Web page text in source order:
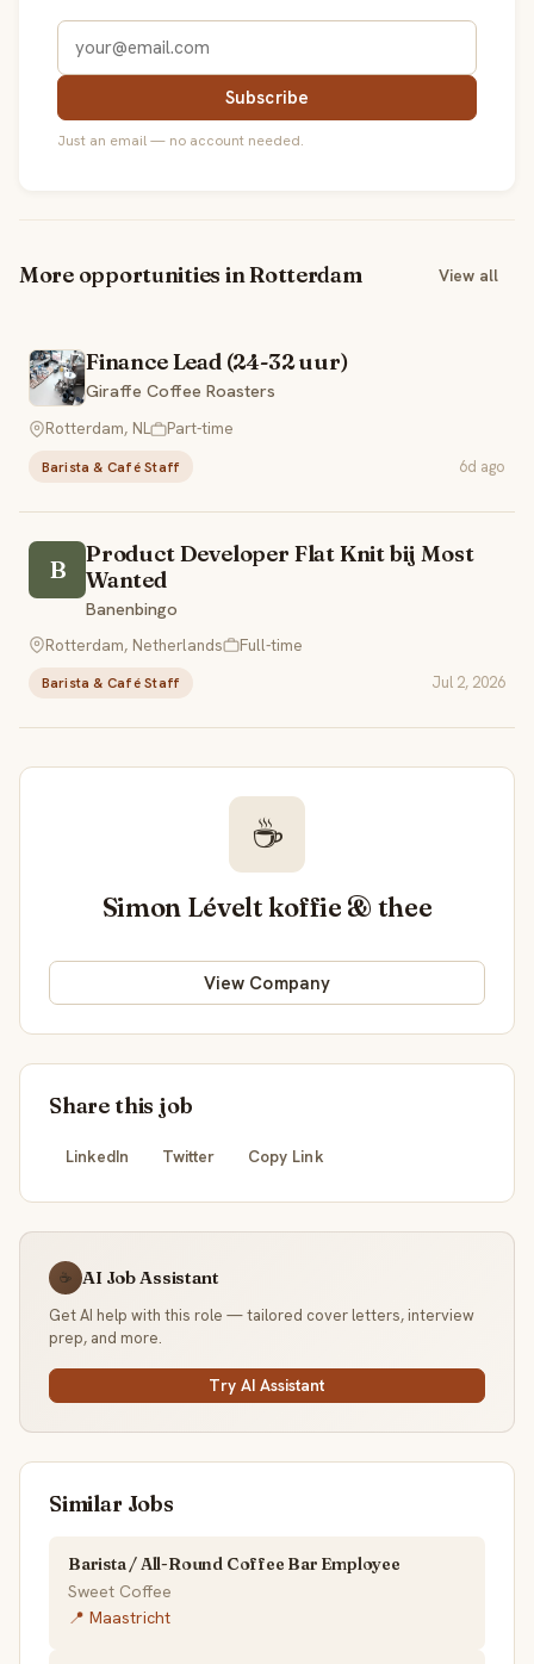
Subscribe
Just an email — no account needed.
More opportunities in Rotterdam View all
Finance Lead (24-32 uur)
Giraffe Coffee Roasters
Rotterdam, NL
Part-time
Barista & Café Staff 6d ago
B
Product Developer Flat Knit bij Most
Wanted
Banenbingo
Rotterdam, Netherlands
Full-time
Barista & Café Staff Jul 2, 2026
☕
Simon Lévelt koffie & thee
View Company
Share this job
LinkedIn Twitter Copy Link
☕ AI Job Assistant
Get AI help with this role — tailored cover letters, interview
prep, and more.
Try AI Assistant
Similar Jobs
Barista / All-Round Coffee Bar Employee
Sweet Coffee
📍 Maastricht